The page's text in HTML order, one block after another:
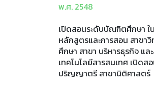
พ.ศ. 2548
เปิดสอนระดับบัณฑิตศึกษา ใ
หลักสูตรและการสอน สาขา
ศึกษา สาขา บริหารธุรกิจ แล
เทคโนโลยีสารสนเทศ เปิดส
ปริญญาตรี สาขานิติศาสตร์